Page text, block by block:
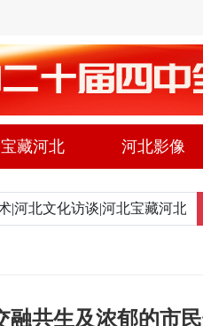
宝藏河北 河北影像